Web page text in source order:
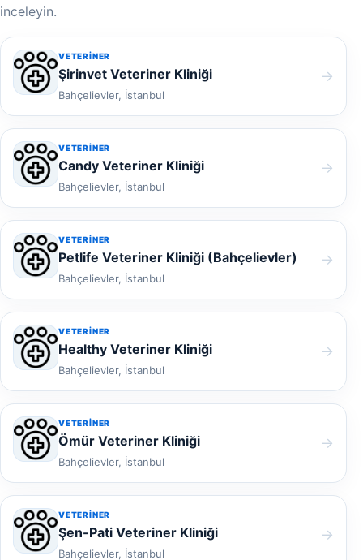
inceleyin.
VETERINER
Şirinvet Veteriner Kliniği
Bahçelievler, İstanbul
→
VETERINER
Candy Veteriner Kliniği
Bahçelievler, İstanbul
→
VETERINER
Petlife Veteriner Kliniği (Bahçelievler)
Bahçelievler, İstanbul
→
VETERINER
Healthy Veteriner Kliniği
Bahçelievler, İstanbul
→
VETERINER
Ömür Veteriner Kliniği
Bahçelievler, İstanbul
→
VETERINER
Şen-Pati Veteriner Kliniği
Bahçelievler, İstanbul
→